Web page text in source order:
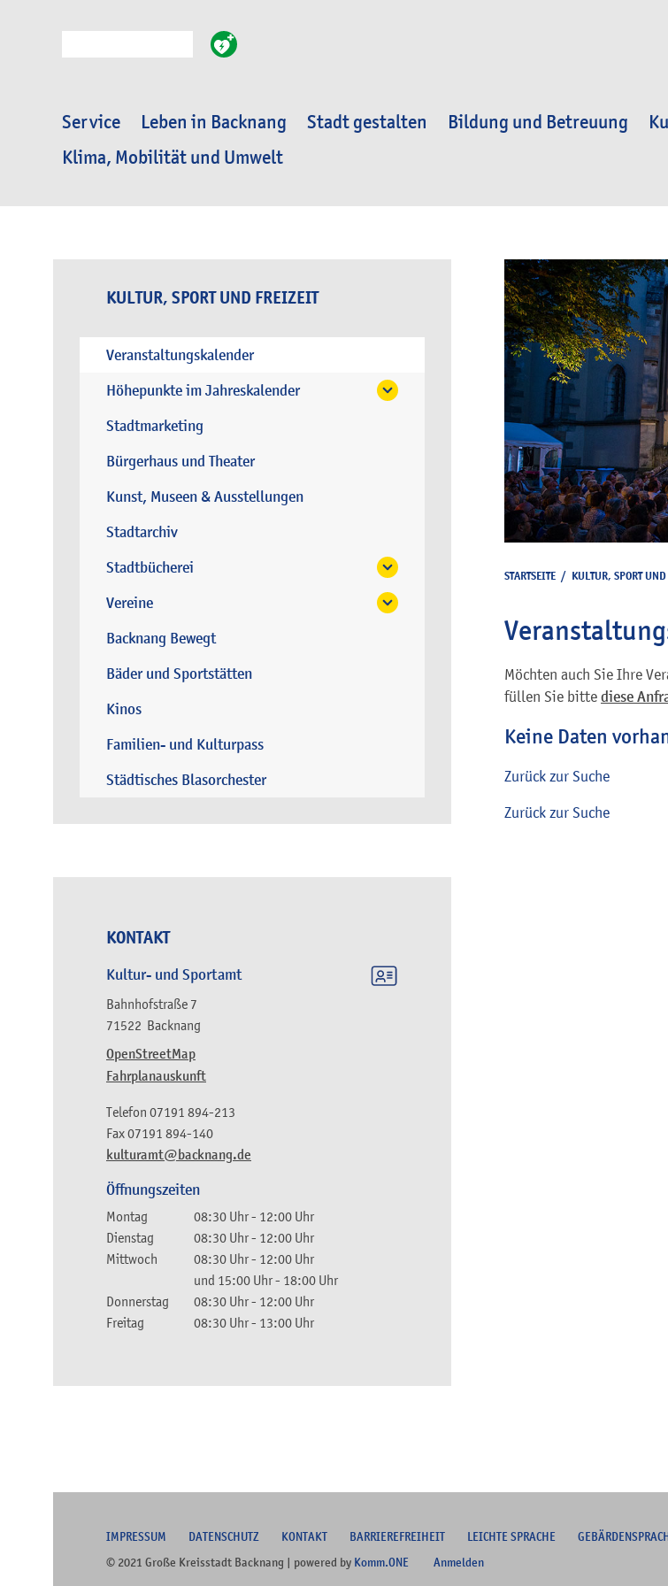
Service Leben in Backnang Stadt gestalten Bildung und Betreuung
Klima, Mobilität und Umwelt
KULTUR, SPORT UND FREIZEIT
Veranstaltungskalender
Höhepunkte im Jahreskalender
Stadtmarketing
Bürgerhaus und Theater
Kunst, Museen & Ausstellungen
Stadtarchiv
Stadtbücherei
Vereine
Backnang Bewegt
Bäder und Sportstätten
Kinos
Familien- und Kulturpass
Städtisches Blasorchester
KONTAKT
Kultur- und Sportamt
Bahnhofstraße 7
71522 Backnang
OpenStreetMap
Fahrplanauskunft
kulturamt@backnang.de
Telefon 07191 894-213
Fax07191 894-140
Öffnungszeiten
Montag 08:30 Uhr- 12:00 Uhr
Dienstag
08:30 Uhr- 12:00 Uhr
Mittwoch
08:30 Uhr- 12:00 Uhr
und 15:00 Uhr- 18:00 Uhr
Donnerstag
08:30 Uhr- 12:00 Uhr
Freitag
08:30 Uhr- 13:00 Uhr
STARTSEITE / KULTUR, SPORT
Möchten auch Sie Ihre
füllen Sie bitte diese
Keine Daten
Zurück zur Suche
Zurück zur Suche
IMPRESSUM DATENSCHUTZ KONTAKT BARRIEREFREIHEIT LEICHTE SPRACHE G
© 2021 Große Kreisstadt Backnang | powered by Komm.ONE Anmelden